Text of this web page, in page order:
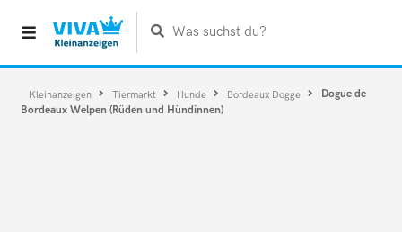
Was suchst du?
Kleinanzeigen Tiermarkt Hunde Bordeaux Dogge
Dogue de
Bordeaux Welpen (Rüden und Hündinnen)